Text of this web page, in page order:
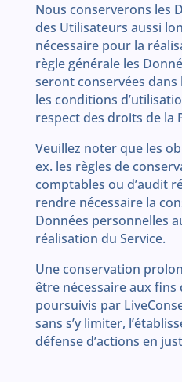
Nous conserverons les
des Utilisateurs aussi
nécessaire pour la
règle générale les
seront conservées
les conditions
respect des droits de la
Veuillez noter que les
ex. les règles de
comptables ou d’audit
rendre nécessaire la
Données personnelles
réalisation du Service.
Une conservation
être nécessaire aux fins
poursuivis par
sans s’y limiter,
défense d’actions en